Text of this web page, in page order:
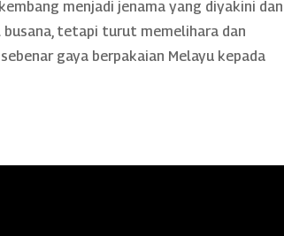
menjadi jenama yang diyakini dan
busana, tetapi turut memelihara dan
gaya berpakaian Melayu kepada